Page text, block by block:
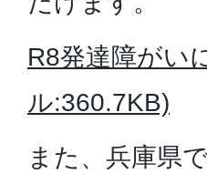
R8発達障がい
ル:360.7KB)
また、兵庫県